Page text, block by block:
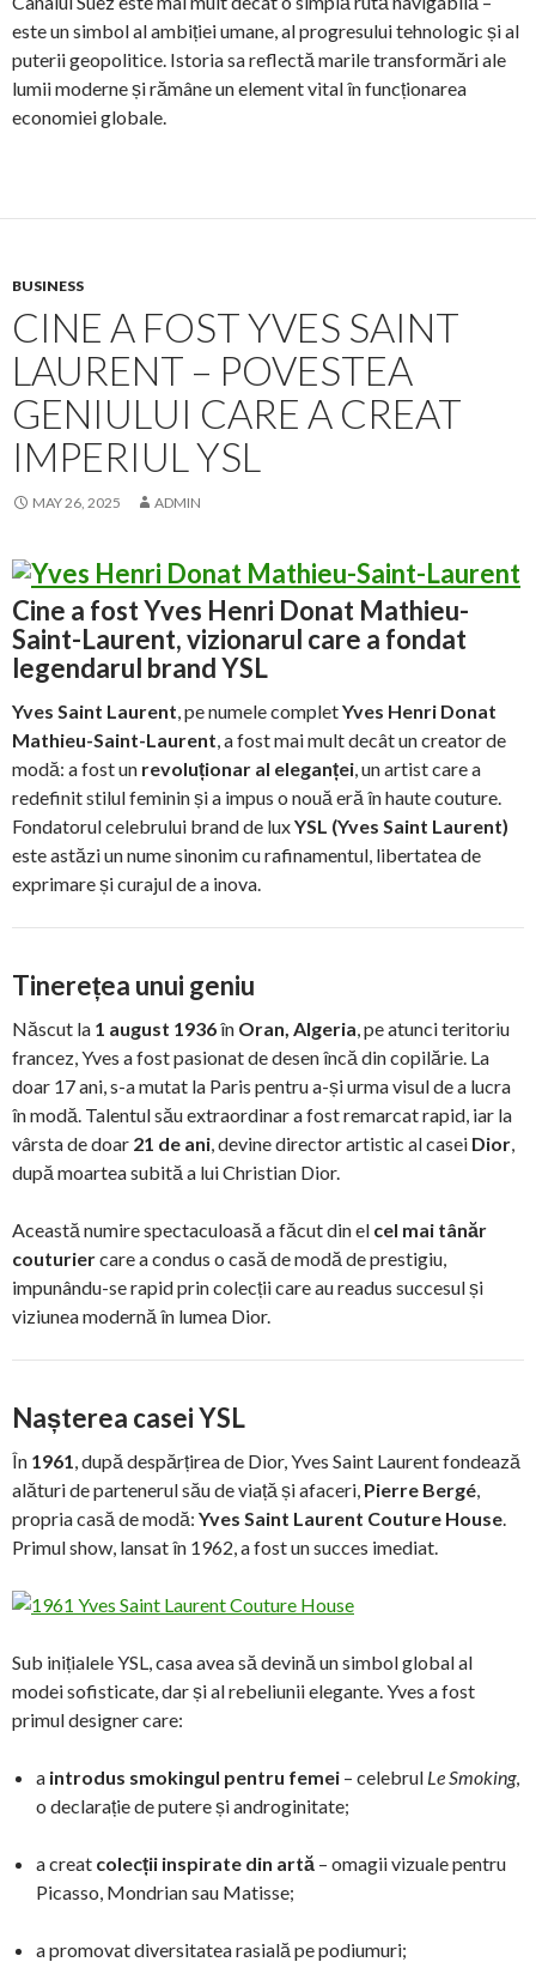
este un simbol al ambiției umane, al progresului tehnologic și al
puterii geopolitice. Istoria sa reflectă marile transformări ale
lumii moderne și rămâne un element vital în funcționarea
economiei globale.
BUSINESS
CINE A FOST YVES SAINT
LAURENT – POVESTEA
GENIULUI CARE A CREAT
IMPERIUL YSL
MAY 26, 2025 ADMIN
Cine a fost Yves Henri Donat Mathieu-
Saint-Laurent, vizionarul care a fondat
legendarul brand YSL
Yves Saint Laurent, pe numele completYves Henri Donat
Mathieu-Saint-Laurent, a fost mai mult decât un creator de
modă: a fost un revoluționar al eleganței, un artist care a
redefinit stilul feminin și a impus o nouă eră în haute couture.
Fondatorul celebrului brand de luxYSL (Yves Saint Laurent)
este astăzi un nume sinonim cu rafinamentul, libertatea de
exprimare și curajul de a inova.
Tinerețea unui geniu
Născut la 1 august 1936în Oran, Algeria, pe atunci teritoriu
francez, Yves a fost pasionat de desen încă din copilărie. La
doar 17 ani, s-a mutat la Paris pentru a-și urma visul de a lucra
în modă. Talentul său extraordinar a fost remarcat rapid, iar la
vârsta de doar 21 de ani, devine director artistic al casei Dior,
după moartea subită a lui Christian Dior.
Această numire spectaculoasă a făcut din el cel mai tânăr
couturiercare a condus o casă de modă de prestigiu,
impunându-se rapid prin colecții care au readus succesul și
viziunea modernă în lumea Dior.
Nașterea casei YSL
În 1961, după despărțirea de Dior, Yves Saint Laurent fondează
alături de partenerul său de viață și afaceri, Pierre Bergé,
propria casă de modă: Yves Saint Laurent Couture House.
Primul show, lansat în 1962, a fost un succes imediat.
Sub inițialele YSL, casa avea să devină un simbol global al
modei sofisticate, dar și al rebeliunii elegante. Yves a fost
primul designer care:
a introdus smokingul pentru femei – celebrul Le Smoking,
o declarație de putere și androginitate;
a creat colecții inspirate din artă – omagii vizuale pentru
Picasso, Mondrian sau Matisse;
a promovat diversitatea rasială pe podiumuri;